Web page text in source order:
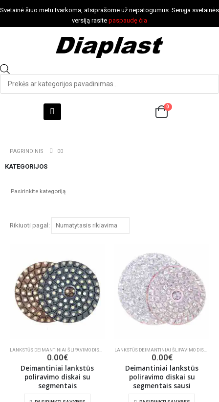
Svetainė šiuo metu tvarkoma, atsiprašome už nepatogumus. Senąja svetainės
versiją rasite paspaudę čia
0
PAGRINDINIS 00
KATEGORIJOS
Rikiuoti pagal:
ŠLIFAVIMO/POLIRAVIMO INSTRUMENTAI
0.00€
Deimantiniai lankstūs
poliravimo diskai su
segmentais
0.00€
Deimantiniai lankstūs
poliravimo diskai su
segmentais sausi